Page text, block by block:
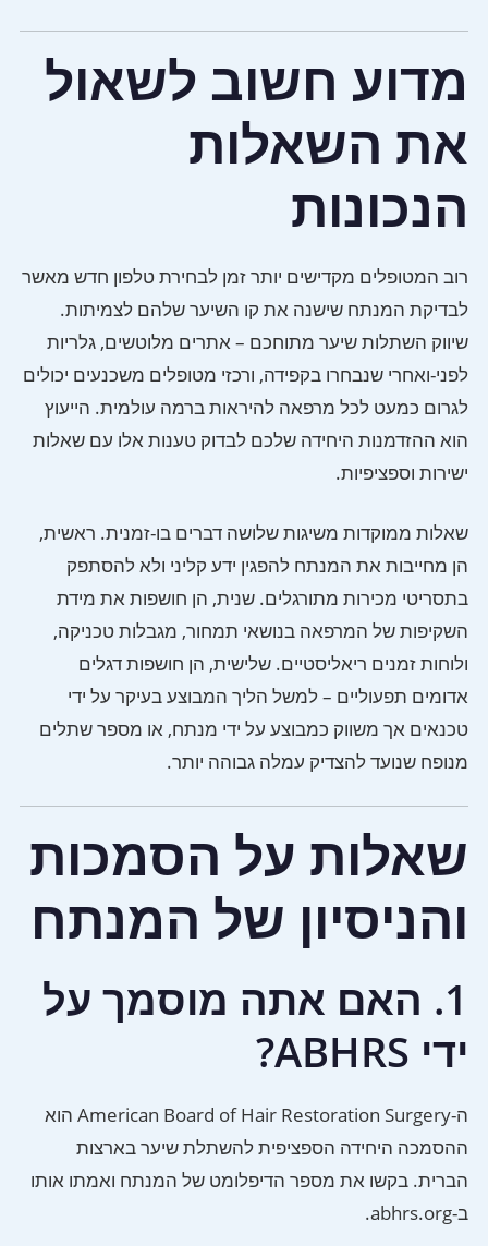
מדוע חשוב לשאול
את השאלות
הנכונות
רוב המטופלים מקדישים יותר זמן לבחירת טלפון חדש מאשר
לבדיקת המנתח שישנה את קו השיער שלהם לצמיתות.
שיווק השתלות שיער מתוחכם – אתרים מלוטשים, גלריות
לפני-ואחרי שנבחרו בקפידה, ורכזי מטופלים משכנעים יכולים
לגרום כמעט לכל מרפאה להיראות ברמה עולמית. הייעוץ
הוא ההזדמנות היחידה שלכם לבדוק טענות אלו עם שאלות
ישירות וספציפיות.
שאלות ממוקדות משיגות שלושה דברים בו-זמנית. ראשית,
הן מחייבות את המנתח להפגין ידע קליני ולא להסתפק
בתסריטי מכירות מתורגלים. שנית, הן חושפות את מידת
השקיפות של המרפאה בנושאי תמחור, מגבלות טכניקה,
ולוחות זמנים ריאליסטיים. שלישית, הן חושפות דגלים
אדומים תפעוליים – למשל הליך המבוצע בעיקר על ידי
טכנאים אך משווק כמבוצע על ידי מנתח, או מספר שתלים
מנופח שנועד להצדיק עמלה גבוהה יותר.
שאלות על הסמכות
והניסיון של המנתח
1. האם אתה מוסמך על
ידי ABHRS?
ה-American Board of Hair Restoration Surgery הוא
ההסמכה היחידה הספציפית להשתלת שיער בארצות
הברית. בקשו את מספר הדיפלומט של המנתח ואמתו אותו
ב-abhrs.org.